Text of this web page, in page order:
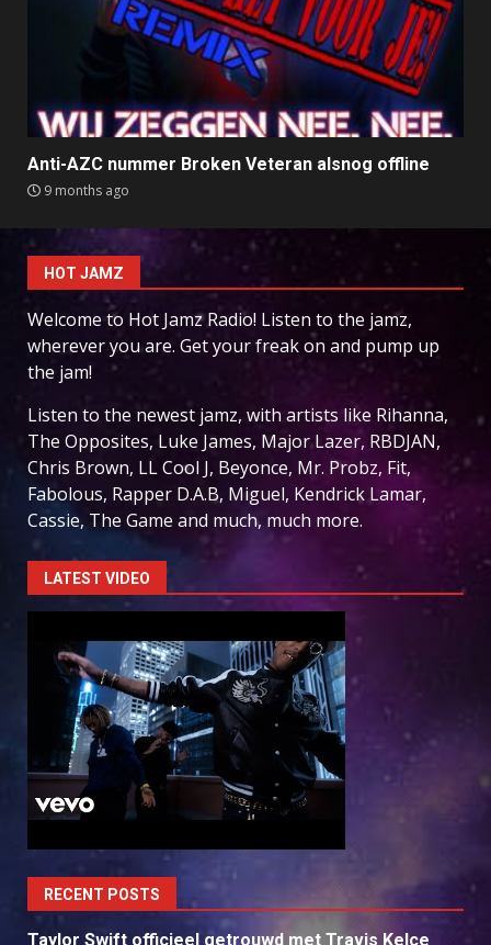
Anti-AZC nummer Broken Veteran alsnog offline
9 months ago
HOT JAMZ
Welcome to Hot Jamz Radio! Listen to the jamz,
wherever you are. Get your freak on and pump up
the jam!
Listen to the newest jamz, with artists like Rihanna,
The Opposites, Luke James, Major Lazer, RBDJAN,
Chris Brown, LL Cool J, Beyonce, Mr. Probz, Fit,
Fabolous, Rapper D.A.B, Miguel, Kendrick Lamar,
Cassie, The Game and much, much more.
LATEST VIDEO
RECENT POSTS
Taylor Swift officieel getrouwd met Travis Kelce